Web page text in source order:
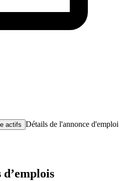
actifs Détails de l'annonce d'emploi